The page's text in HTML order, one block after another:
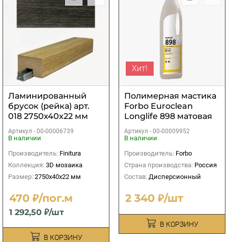
Ламинированный
брусок (рейка) арт.
018 2750х40х22 мм
Артикул - 00-00006739
В наличии
Производитель: Finitura
Коллекция: 3D мозаика
Размер: 2750х40х22 мм
470 ₽/пог.м
1 292,50 ₽/шт
В КОРЗИНУ
Хит!
Полимерная мастика
Forbo Euroclean
Longlife 898 матовая
0,75 кг
Артикул - 00-00009952
В наличии
Производитель: Forbo
Страна производства: Россия
Состав: Дисперсионный
2 340 ₽/шт
В КОРЗИНУ